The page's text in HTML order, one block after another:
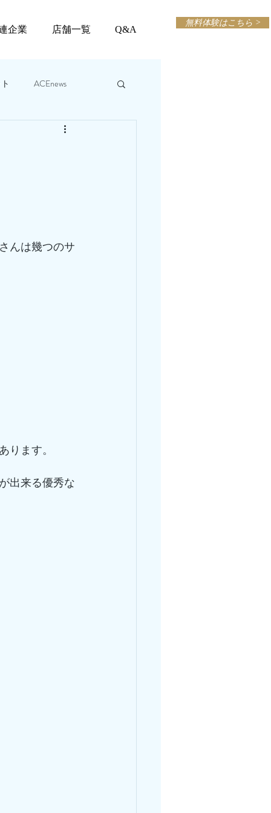
企業 店舗一覧 Q&A
無料体験はこちら >
ACEnews
んは幾つのサ
ます。
出来る優秀な